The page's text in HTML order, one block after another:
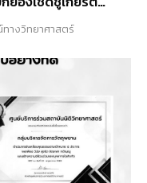
นที่ดำเนินการขับ
วินัย
ะมาณ พ.ศ. 2569
างวิทยาศาสตร์